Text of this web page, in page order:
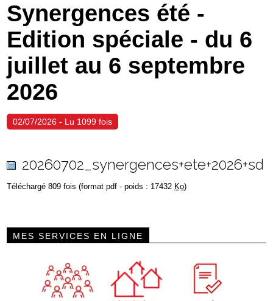
Economie
Services
Contacts
Synergences été -
Edition spéciale - du 6
juillet au 6 septembre
2026
02/07/2026 - Lu 1099 fois
20260702_synergences+ete+2026+sd
Téléchargé 809 fois (format pdf - poids : 17432 Ko)
MES SERVICES EN LIGNE